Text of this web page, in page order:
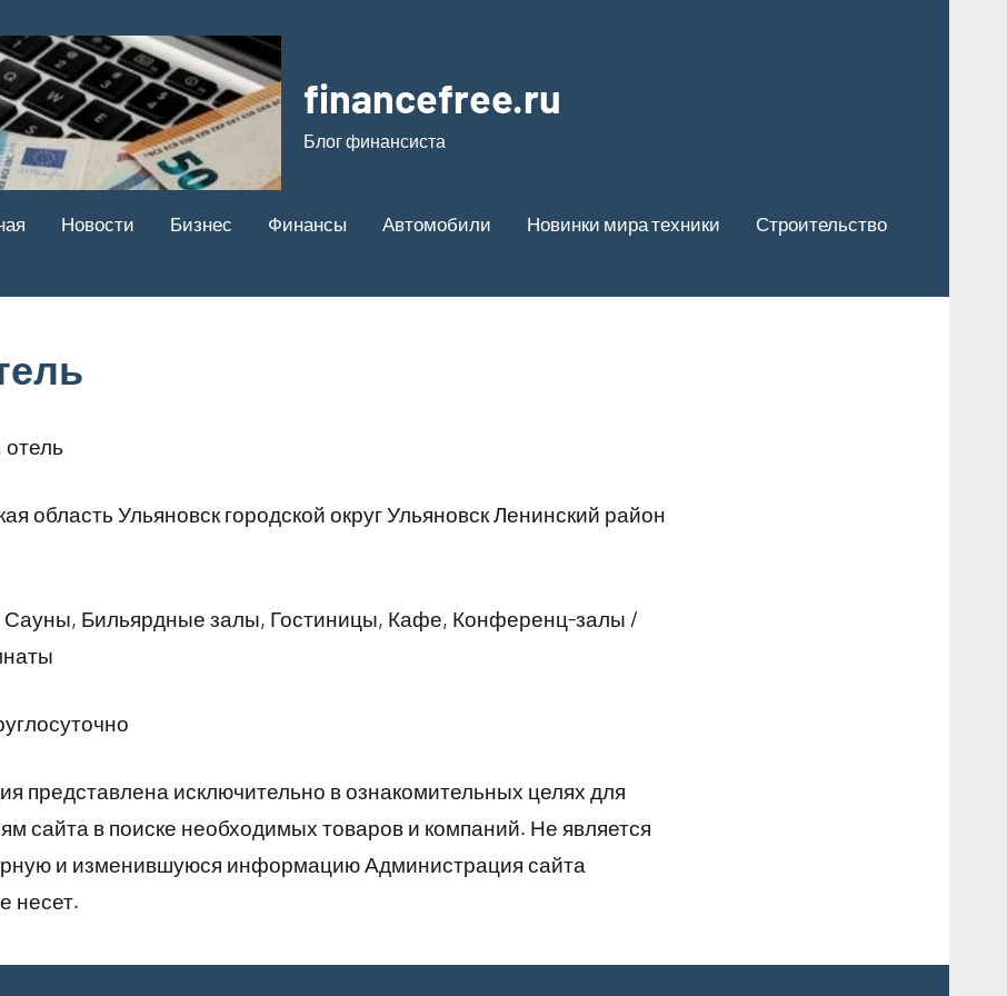
financefree.ru
Блог финансиста
Новости Бизнес Финансы Автомобили Новинки мира техники Строительство
отель
область Ульяновск городской округ Ульяновск Ленинский район
Бильярдные залы, Гостиницы, Кафе, Конференц-залы /
представлена исключительно в ознакомительных целях для
сайта в поиске необходимых товаров и компаний. Не является
и изменившуюся информацию Администрация сайта
несет.